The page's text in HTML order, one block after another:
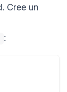
Cree un
: